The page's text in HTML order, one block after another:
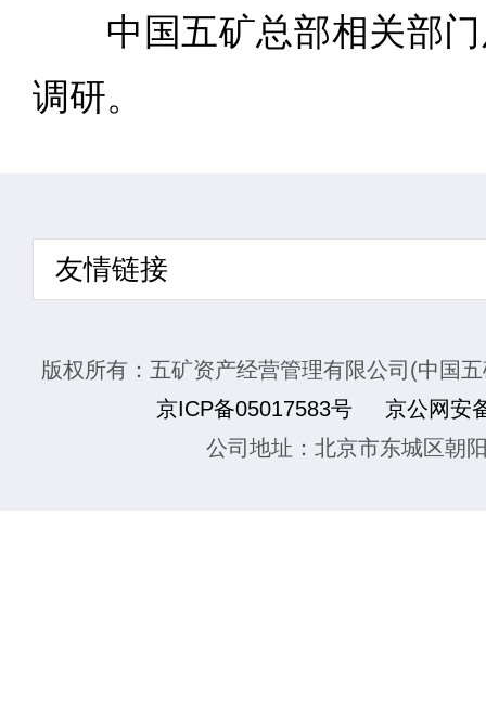
中国五矿总部相关部
调研。
友情链接
版权所有：五矿资产经营管理有限公司(中国
京ICP备05017583号
京公网安
公司地址：北京市东城区朝